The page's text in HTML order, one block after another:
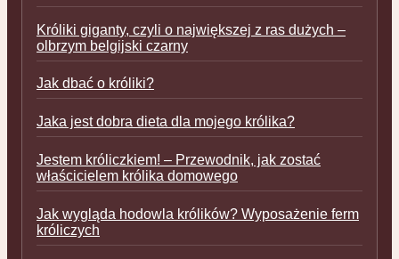
Króliki giganty, czyli o największej z ras dużych –
olbrzym belgijski czarny
Jak dbać o króliki?
Jaka jest dobra dieta dla mojego królika?
Jestem króliczkiem! – Przewodnik, jak zostać
właścicielem królika domowego
Jak wygląda hodowla królików? Wyposażenie ferm
króliczych